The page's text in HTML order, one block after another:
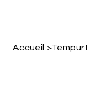
Accueil >Tempur